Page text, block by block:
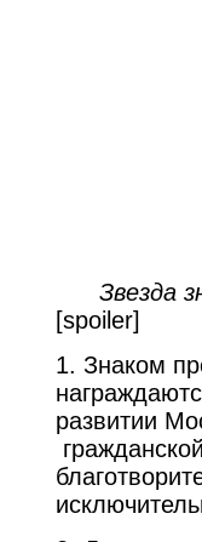
Звезда
[spoiler]
1. Знаком
развитии